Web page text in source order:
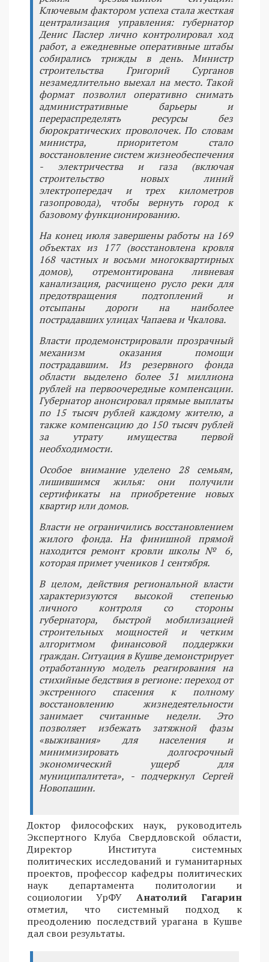
Ключевым фактором успеха стала жесткая
централизация управления: губернатор
Денис Паслер лично контролировал ход
работ, а ежедневные оперативные штабы
собирались трижды в день. Министр
строительства Григорий Сурганов
незамедлительно выехал на место. Такой
формат позволил оперативно снимать
административные барьеры и
перераспределять ресурсы без
бюрократических проволочек. По словам
министра, приоритетом стало
восстановление систем жизнеобеспечения
- электричества и газа (включая
строительство новых линий
электропередач и трех километров
газопровода), чтобы вернуть город к
базовому функционированию.
На конец июля завершены работы на 169
объектах из 177 (восстановлена кровля
168 частных и восьми многоквартирных
домов), отремонтирована ливневая
канализация, расчищено русло реки для
предотвращения подтоплений и
отсыпаны дороги на наиболее
пострадавших улицах Чапаева и Чкалова.
Власти продемонстрировали прозрачный
механизм оказания помощи
пострадавшим. Из резервного фонда
области выделено более 31 миллиона
рублей на первоочередные компенсации.
Губернатор анонсировал прямые выплаты
по 15 тысяч рублей каждому жителю, а
также компенсацию до 150 тысяч рублей
за утрату имущества первой
необходимости.
Особое внимание уделено 28 семьям,
лишившимся жилья: они получили
сертификаты на приобретение новых
квартир или домов.
Власти не ограничились восстановлением
жилого фонда. На финишной прямой
находится ремонт кровли школы № 6,
которая примет учеников 1 сентября.
В целом, действия региональной власти
характеризуются высокой степенью
личного контроля со стороны
губернатора, быстрой мобилизацией
строительных мощностей и четким
алгоритмом финансовой поддержки
граждан. Ситуация в Кушве демонстрирует
отработанную модель реагирования на
стихийные бедствия в регионе: переход от
экстренного спасения к полному
восстановлению жизнедеятельности
занимает считанные недели. Это
позволяет избежать затяжной фазы
«выживания» для населения и
минимизировать долгосрочный
экономический ущерб для
муниципалитета», - подчеркнул Сергей
Новопашин.
Доктор философских наук, руководитель
Экспертного Клуба Свердловской области,
Директор Института системных
политических исследований и гуманитарных
проектов, профессор кафедры политических
наук департамента политологии и
социологии УрФУ Анатолий Гагарин
отметил, что системный подход к
преодолению последствий урагана в Кушве
дал свои результаты.